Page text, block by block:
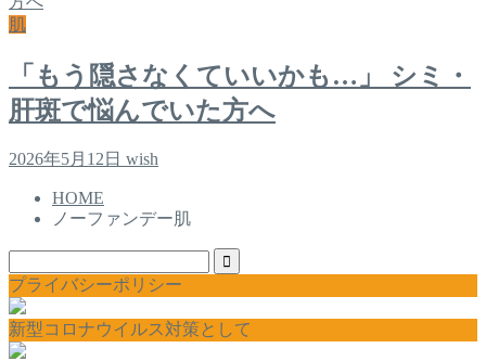
肌
「もう隠さなくていいかも…」 シミ・
肝斑で悩んでいた方へ
2026年5月12日 wish
HOME
ノーファンデー肌
プライバシーポリシー
新型コロナウイルス対策として